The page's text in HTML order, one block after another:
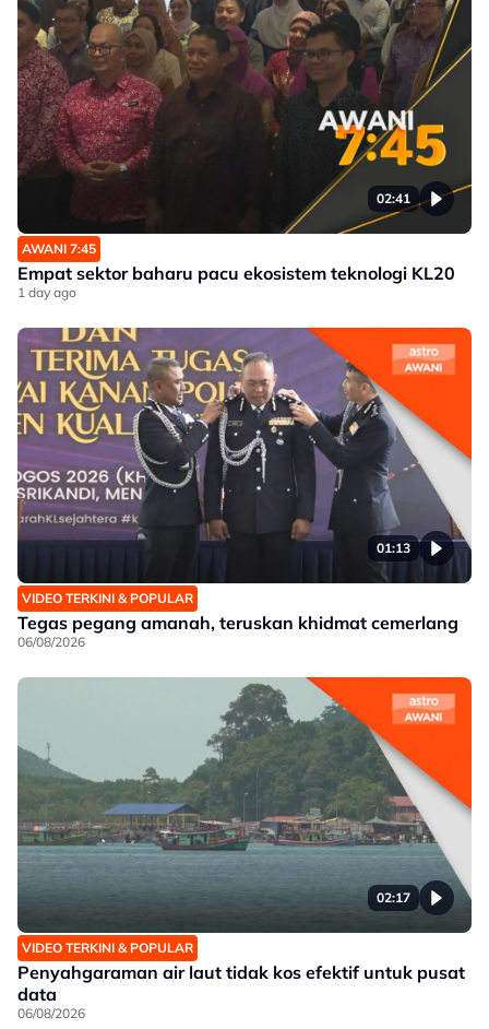
02:41
AWANI 7:45
Empat sektor baharu pacu ekosistem teknologi KL20
1 day ago
01:13
VIDEO TERKINI & POPULAR
Tegas pegang amanah, teruskan khidmat cemerlang
06/08/2026
02:17
VIDEO TERKINI & POPULAR
Penyahgaraman air laut tidak kos efektif untuk pusat
data
06/08/2026